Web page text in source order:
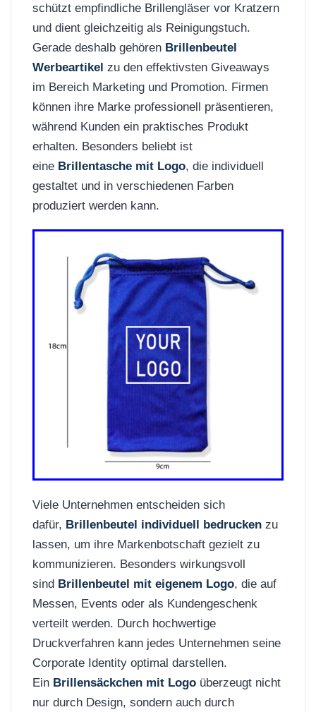
schützt empfindliche Brillengläser vor Kratzern
und dient gleichzeitig als Reinigungstuch.
Gerade deshalb gehören Brillenbeutel
Werbeartikel zu den effektivsten Giveaways
im Bereich Marketing und Promotion. Firmen
können ihre Marke professionell präsentieren,
während Kunden ein praktisches Produkt
erhalten. Besonders beliebt ist
eine Brillentasche mit Logo, die individuell
gestaltet und in verschiedenen Farben
produziert werden kann.
Viele Unternehmen entscheiden sich
dafür, Brillenbeutel individuell bedrucken zu
lassen, um ihre Markenbotschaft gezielt zu
kommunizieren. Besonders wirkungsvoll
sind Brillenbeutel mit eigenem Logo, die auf
Messen, Events oder als Kundengeschenk
verteilt werden. Durch hochwertige
Druckverfahren kann jedes Unternehmen seine
Corporate Identity optimal darstellen.
Ein Brillensäckchen mit Logo überzeugt nicht
nur durch Design, sondern auch durch